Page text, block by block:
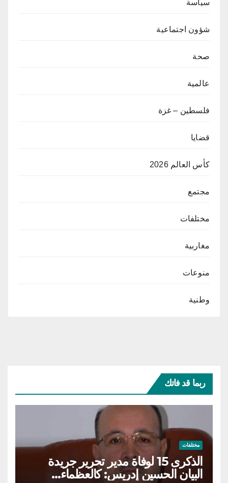
سياسة
شؤون اجتماعية
صحة
عالمية
فلسطين – غزة
قضايا
كأس العالم 2026
مجتمع
مختلفات
مغاربية
منوعات
وطنية
ربما قد فاتك
مختلفات
الذكرى 15 لوفاة مدير تحرير جريدة
البيان الحسين إدريس: كالعظماء…